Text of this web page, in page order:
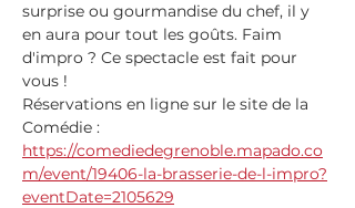
surprise ou gourmandise du chef, il y
en aura pour tout les goûts. Faim
d'impro ? Ce spectacle est fait pour
vous !
Réservations en ligne sur le site de la
Comédie :
https://comediedegrenoble.mapado.co
m/event/19406-la-brasserie-de-l-impro?
eventDate=2105629